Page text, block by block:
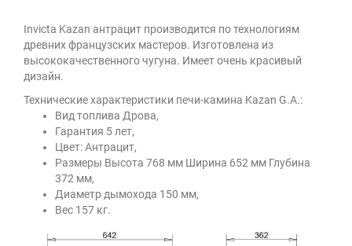
Invicta Kazan антрацит производится по технологиям
древних французских мастеров. Изготовлена из
высококачественного чугуна. Имеет очень красивый
дизайн.
Технические характеристики печи-камина Kazan G.A.:
Вид топлива Дрова,
Гарантия 5 лет,
Цвет: Антрацит,
Размеры Высота 768 мм Ширина 652 мм Глубина
372 мм,
Диаметр дымохода 150 мм,
Вес 157 кг.